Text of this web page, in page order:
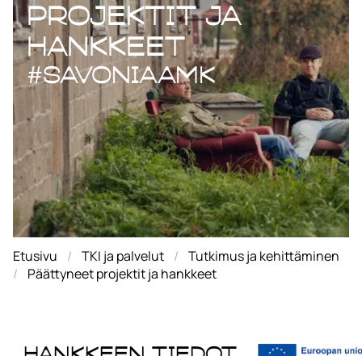
projektit ja
hankkeet
#savoniaAMK
Etusivu TKI ja palvelut
Tutkimus ja kehittäminen
Päättyneet projektit ja hankkeet